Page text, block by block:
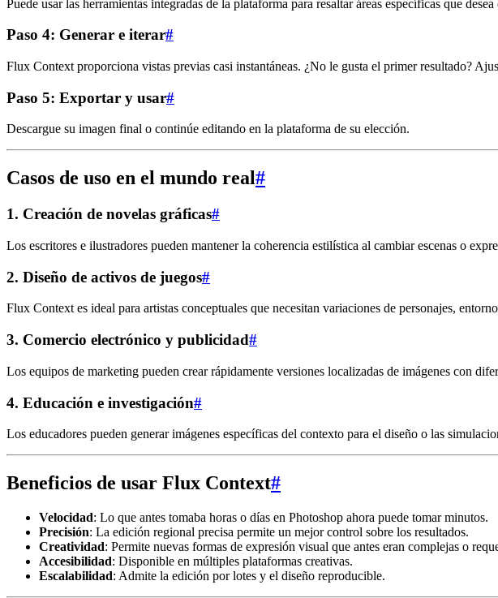
Puede usar las herramientas integradas de la plataforma para resaltar áreas específicas que
Paso 4: Generar e iterar#
Flux Context proporciona vistas previas casi instantáneas. ¿No le gusta el primer resultado?
Paso 5: Exportar y usar#
Descargue su imagen final o continúe editando en la plataforma de su elección.
Casos de uso en el mundo real#
1. Creación de novelas gráficas#
Los escritores e ilustradores pueden mantener la coherencia estilística al cambiar escenas o
2. Diseño de activos de juegos#
Flux Context es ideal para artistas conceptuales que necesitan variaciones de personajes,
3. Comercio electrónico y publicidad#
Los equipos de marketing pueden crear rápidamente versiones localizadas de imágenes con
4. Educación e investigación#
Los educadores pueden generar imágenes específicas del contexto para el diseño o las
Beneficios de usar Flux Context#
Velocidad: Lo que antes tomaba horas o días en Photoshop ahora puede tomar minutos.
Precisión: La edición regional precisa permite un mejor control sobre los resultados.
Creatividad: Permite nuevas formas de expresión visual que antes eran complejas o
Accesibilidad: Disponible en múltiples plataformas creativas.
Escalabilidad: Admite la edición por lotes y el diseño reproducible.